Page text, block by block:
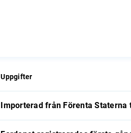
Uppgifter
Importerad från Förenta Staterna